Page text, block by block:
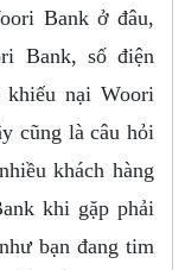
Bank ở đâu,
Bank, số điện
nại Woori
cũng là câu hỏi
khách hàng
khi gặp phải
bạn đang tim